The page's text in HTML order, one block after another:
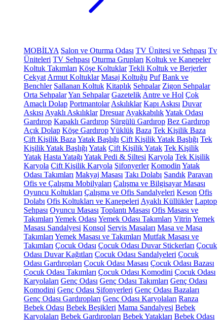
MOBİLYA Salon ve Oturma Odası TV Ünitesi ve Sehpası Tv
Üniteleri TV Sehpası Oturma Grupları Koltuk ve Kanepeler
Koltuk Takımları Köşe Koltuklar Tekli Koltuk ve Berjerler
Çekyat Armut Koltuklar Masaj Koltuğu Puf Bank ve
Benchler Sallanan Koltuk Kitaplık Sehpalar Zigon Sehpalar
Orta SehpalarYan Sehpalar Gazetelik Antre ve Hol Çok
Amaçlı Dolap Portmantolar Askılıklar Kapı Askısı Duvar
Askısı Ayaklı Askılıklar Dresuar AyakkabılıkYatak Odası
Gardırop Kapaklı Gardırop Sürgülü Gardırop Bez Gardırop
Açık Dolap Köşe GardıropYüklük Baza Tek Kişilik Baza
Çift Kişilik Baza Yatak Başlığı Çift Kişilik Yatak Başlığı Tek
Kişilik Yatak Başlığı Yatak Çift Kişilik Yatak Tek Kişilik
Yatak Hasta Yatağı Yatak Pedi & Şiltesi Karyola Tek Kişilik
Karyola Çift Kişilik Karyola Şifonyerler Komodin Yatak
Odası Takımları Makyaj Masası Takı Dolabı Sandık Paravan
Ofis ve Çalışma Mobilyaları Çalışma ve Bilgisayar Masası
Oyuncu Koltukları Çalışma ve Ofis Sandalyeleri Keson Ofis
Dolabı Ofis Koltukları ve Kanepeleri Ayaklı Küllükler Laptop
Sehpası Oyuncu Masası Toplantı Masası Ofis Masası ve
Takımları Yemek Odası Yemek Odası Takımları Vitrin Yemek
Masası Sandalyesi Konsol Servis Masaları Masa ve Masa
Takımları Yemek Masası ve Takımları Mutfak Masası ve
Takımları Çocuk Odası Çocuk Odası Duvar Stickerları Çocuk
Odası Duvar Kağıtları Çocuk Odası Sandalyeleri Çocuk
Odası Gardıropları Çocuk Odası Masası Çocuk Odası Bazası
Çocuk Odası Takımları Çocuk Odası Komodini Çocuk Odası
Karyolaları Genç Odası Genç Odası Takımları Genç Odası
Komodini Genç Odası Şifonyerleri Genç Odası Bazaları
Genç Odası Gardıropları Genç Odası Karyolaları Ranza
Bebek Odası Bebek Beşikleri Mama Sandalyesi Bebek
Karyolaları Bebek Gardıropları Bebek Yatakları Bebek Odası